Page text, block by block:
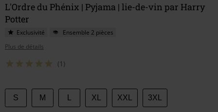
L'Ordre du Phénix | Pyjama | lie-de-vin par Harry
Potter
Exclusivité
Ensemble 2 pièces
Plus de détails
(1)
Choisissez
votre
S M XL XXL 3XL